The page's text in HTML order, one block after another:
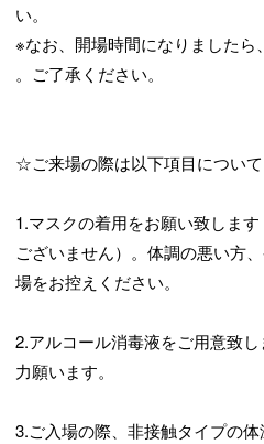
い。
※なお、開場時間になりました
。ご了承ください。
☆ご来場の際は以下項目について
1.マスクの着用をお願い致しま
ございません）。体調の悪い方
場をお控えください。
2.アルコール消毒液をご用意致
力願います。
3.ご入場の際、非接触タイプの